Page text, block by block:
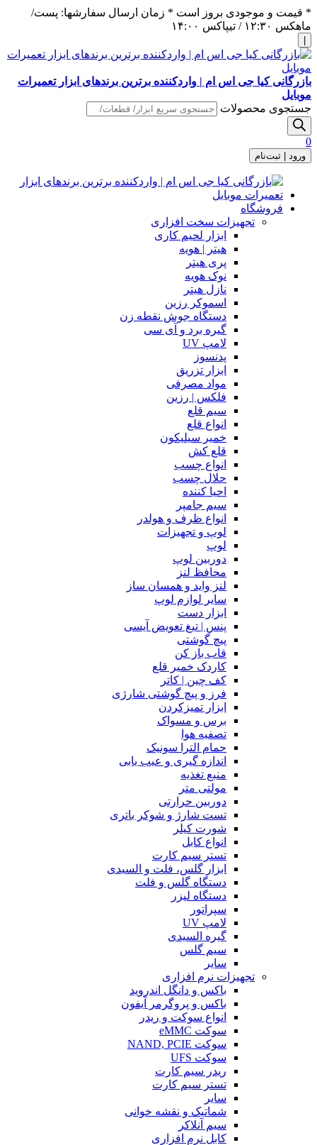
* قیمت و موجودی بروز است * زمان ارسال سفارشها: پست/
ماهکس ١٢:٣٠ / تیپاکس ١۴:٠٠
بازرگانی کیا جی اس ام | واردکننده برترین برندهای ابزار تعمیرات
موبایل
جستجوی محصولات
0
ورود | ثبت‌نام
فروشگاه
تجهیزات سخت افزاری
ابزار لحیم کاری
هیتر | هویه
پری هیتر
نوک هویه
نازل هیتر
اسموکر رزین
دستگاه جوش نقطه زن
گیره برد و آی سی
لامپ UV
پدنسوز
ابزار تزریق
مواد مصرفی
فلکس | رزین
سیم قلع
انواع قلع
خمیر سیلیکون
قلع کش
انواع چسب
حلال چسب
احیا کننده
سیم جامپر
انواع ظرف و هولدر
لوپ و تجهیزات
لوپ
دوربین لوپ
محافظ لنز
لنز واید و همسان ساز
سایر لوازم لوپ
ابزار دست
پنس | تیغ تعویض آیسی
پیچ گوشتی
قاب باز کن
کاردک خمیر قلع
کف چین | کاتر
فرز و پیچ گوشتی شارژی
ابزار تمیزکردن
برس و مسواک
تصفیه هوا
حمام الترا سونیک
اندازه گیری و عیب یابی
منبع تغذیه
مولتی متر
دوربین حرارتی
تست شارژ و شوکر باتری
شورت کیلر
انواع کابل
تستر سیم کارت
ابزار گلس، فلت و السیدی
دستگاه گلس و فلت
دستگاه لیزر
سپراتور
لامپ UV
گیره السیدی
سیم گلس
سایر
تجهیزات نرم افزاری
باکس و دانگل اندروید
باکس و پروگرمر آیفون
انواع سوکت و ریدر
سوکت eMMC
سوکت NAND, PCIE
سوکت UFS
ریدر سیم کارت
تستر سیم کارت
سایر
شماتیک و نقشه خوانی
سیم آنلاکر
کابل نرم افزاری